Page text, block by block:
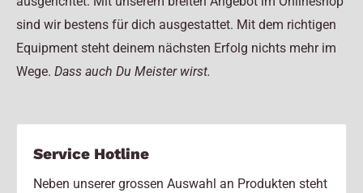
sind wir bestens für dich ausgestattet. Mit dem richtigen
Equipment steht deinem nächsten Erfolg nichts mehr im
Wege. Dass auch Du Meister wirst.
Service Hotline
Neben unserer grossen Auswahl an Produkten steht